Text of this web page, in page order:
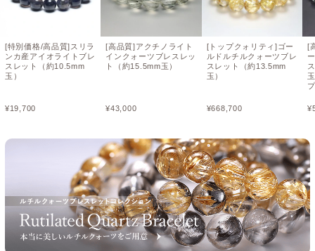
[特別価格/高品質]スリラ
ンカ産アイオライトブレ
スレット（約10.5mm
玉）
¥19,700
[高品質]アクチノライト
インクォーツブレスレッ
ト（約15.5mm玉）
¥43,000
[トップクォリティ]ゴー
ルドルチルクォーツブレ
スレット（約13.5mm
玉）
¥668,700
[
¥